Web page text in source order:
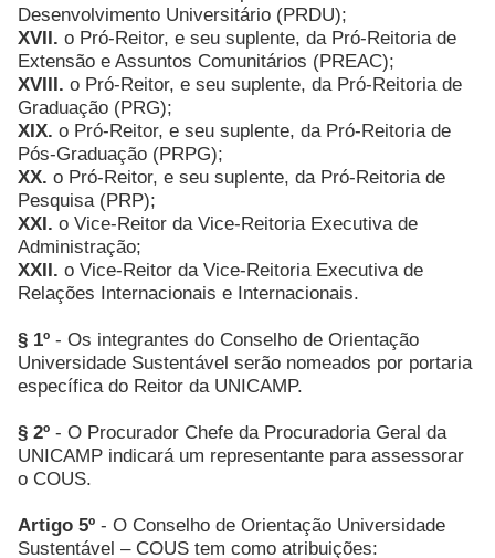
Desenvolvimento Universitário (PRDU);
XVII. o Pró-Reitor, e seu suplente, da Pró-Reitoria de
Extensão e Assuntos Comunitários (PREAC);
XVIII. o Pró-Reitor, e seu suplente, da Pró-Reitoria de
Graduação (PRG);
XIX. o Pró-Reitor, e seu suplente, da Pró-Reitoria de
Pós-Graduação (PRPG);
XX. o Pró-Reitor, e seu suplente, da Pró-Reitoria de
Pesquisa (PRP);
XXI. o Vice-Reitor da Vice-Reitoria Executiva de
Administração;
XXII. o Vice-Reitor da Vice-Reitoria Executiva de
Relações Internacionais e Internacionais.
§ 1º - Os integrantes do Conselho de Orientação
Universidade Sustentável serão nomeados por portaria
específica do Reitor da UNICAMP.
§ 2º - O Procurador Chefe da Procuradoria Geral da
UNICAMP indicará um representante para assessorar
o COUS.
Artigo 5º - O Conselho de Orientação Universidade
Sustentável – COUS tem como atribuições: